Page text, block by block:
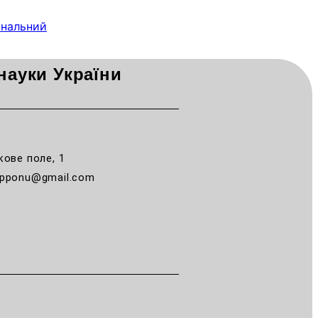
України
поле, 1